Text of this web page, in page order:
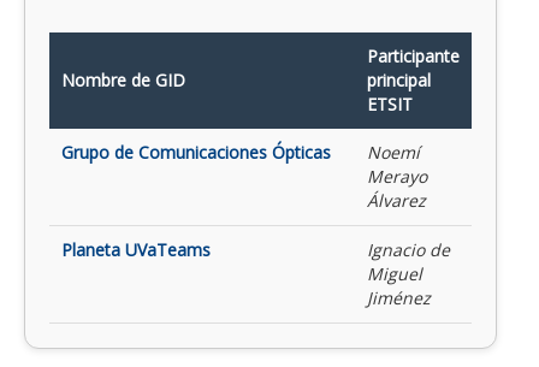
Nombre de GID
Participante
principal
ETSIT
Grupo de Comunicaciones Ópticas
Noemí
Merayo
Álvarez
Planeta UVaTeams
Ignacio de
Miguel
Jiménez